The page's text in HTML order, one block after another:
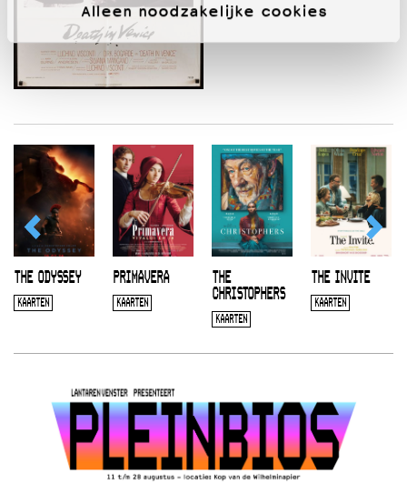
Alleen noodzakelijke cookies
THE ODYSSEY
KAARTEN
PRIMAVERA
KAARTEN
THE
CHRISTOPHERS
KAARTEN
THE INVITE
KAARTEN